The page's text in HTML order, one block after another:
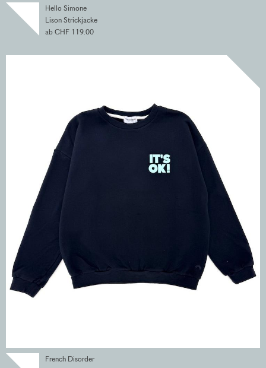
Hello Simone
Lison Strickjacke
ab CHF 119.00
French Disorder